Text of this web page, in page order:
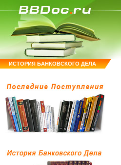
ИСТОРИЯ БАНКОВСКОГО ДЕЛА